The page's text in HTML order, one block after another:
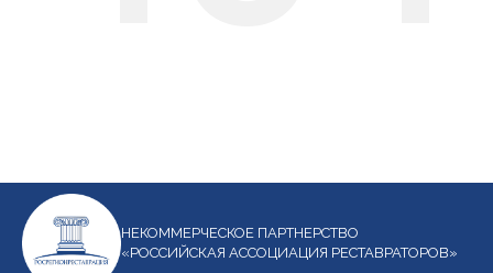
НЕКОММЕРЧЕСКОЕ ПАРТНЕРСТВО
«РОССИЙСКАЯ АССОЦИАЦИЯ РЕСТАВРАТОРОВ»